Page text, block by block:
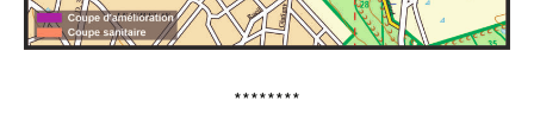
********